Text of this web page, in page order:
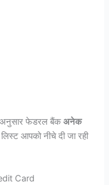
अनुसार फेडरल बैंकअनेक
आपको नीचे दी जा रही
Card